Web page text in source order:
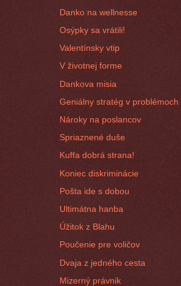
Danko na wellnesse
Osýpky sa vrátili!
Valentínsky vtip
V životnej forme
Dankova misia
Geniálny stratég v problémoch
Nároky na poslancov
Spriaznené duše
Kuffa dobrá strana!
Koniec diskriminácie
Pošta ide s dobou
Ultimátna hanba
Úžitok z Blahu
Poučenie pre voličov
Dvaja z jedného cesta
Mizerný právnik